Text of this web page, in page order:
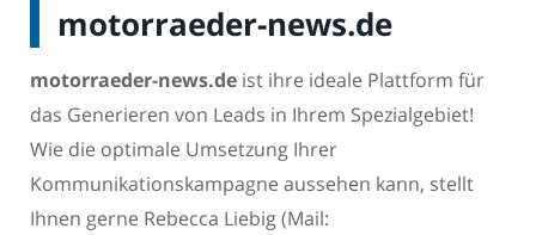
motorraeder-news.de
motorraeder-news.de ist ihre ideale Plattform für
das Generieren von Leads in Ihrem Spezialgebiet!
Wie die optimale Umsetzung Ihrer
Kommunikationskampagne aussehen kann, stellt
Ihnen gerne Rebecca Liebig (Mail: